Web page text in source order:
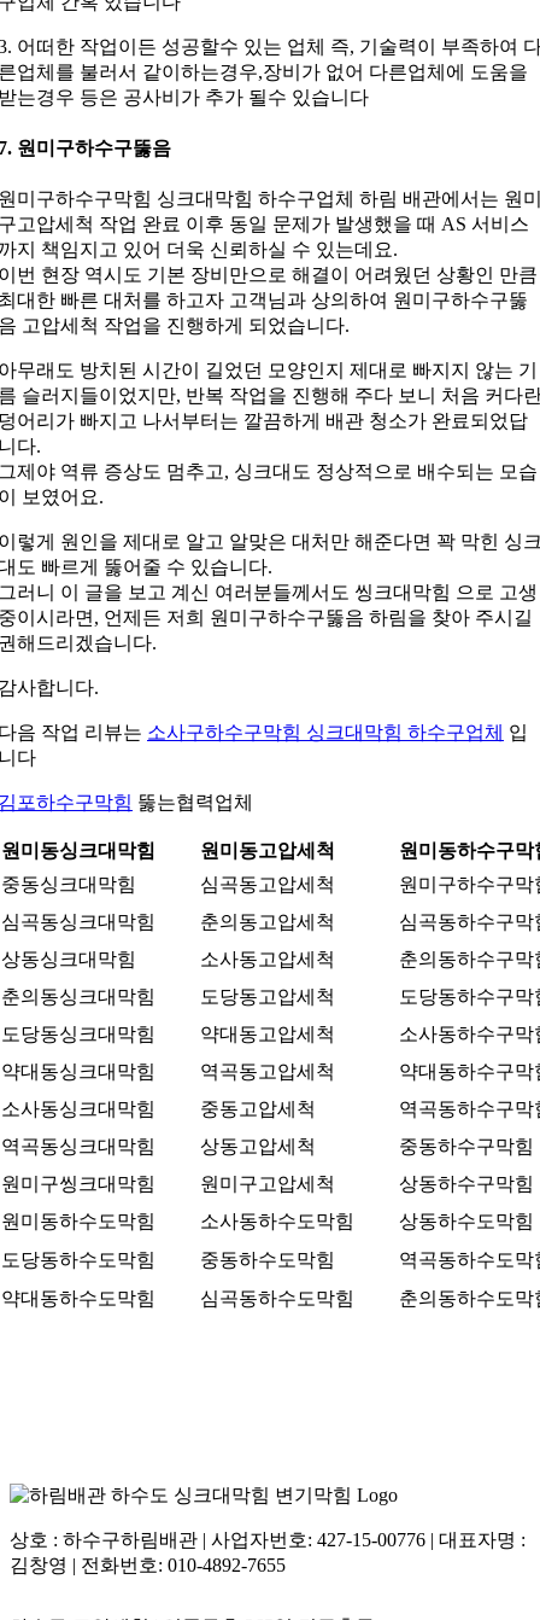
어떠한 작업이든 성공할수 있는 업체 즉, 기술력이 부족하여
업체를 불러서 같이하는경우,장비가 없어 다른업체에 도움을
는경우 등은 공사비가 추가 될수 있습니다
원미구하수구뚫음
미구하수구막힘 싱크대막힘 하수구업체 하림 배관에서는 원
고압세척 작업 완료 이후 동일 문제가 발생했을 때 AS 서비스
지 책임지고 있어 더욱 신뢰하실 수 있는데요.
번 현장 역시도 기본 장비만으로 해결이 어려웠던 상황인 만큼
대한 빠른 대처를 하고자 고객님과 상의하여 원미구하수구뚫
고압세척 작업을 진행하게 되었습니다.
무래도 방치된 시간이 길었던 모양인지 제대로 빠지지 않는 기
슬러지들이었지만, 반복 작업을 진행해 주다 보니 처음 커다
어리가 빠지고 나서부터는 깔끔하게 배관 청소가 완료되었답
다.
제야 역류 증상도 멈추고, 싱크대도 정상적으로 배수되는 모습
보였어요.
렇게 원인을 제대로 알고 알맞은 대처만 해준다면 꽉 막힌 싱
도 빠르게 뚫어줄 수 있습니다.
러니 이 글을 보고 계신 여러분들께서도 씽크대막힘 으로 고생
이시라면, 언제든 저희 원미구하수구뚫음 하림을 찾아 주시길
해드리겠습니다.
사합니다.
음 작업 리뷰는 소사구하수구막힘 싱크대막힘 하수구업체 입
다
포하수구막힘 뚫는협력업체
원미동싱크대막힘 원미동고압세척
원미동하수구막
중동싱크대막힘
심곡동고압세척
원미구하수구막
심곡동싱크대막힘
춘의동고압세척
심곡동하수구막
상동싱크대막힘
소사동고압세척
춘의동하수구막
춘의동싱크대막힘
도당동고압세척
도당동하수구막
도당동싱크대막힘
약대동고압세척
소사동하수구막
약대동싱크대막힘
역곡동고압세척
약대동하수구막
소사동싱크대막힘
중동고압세척
역곡동하수구막
역곡동싱크대막힘
상동고압세척
중동하수구막힘
원미구씽크대막힘
원미구고압세척
상동하수구막힘
원미동하수도막힘
소사동하수도막힘
상동하수도막힘
도당동하수도막힘
중동하수도막힘
역곡동하수도막
약대동하수도막힘
심곡동하수도막힘 춘의동하수도막
상호 : 하수구하림배관 | 사업자번호: 427-15-00776 | 대표자명 :
김창영 | 전화번호: 010-4892-7655